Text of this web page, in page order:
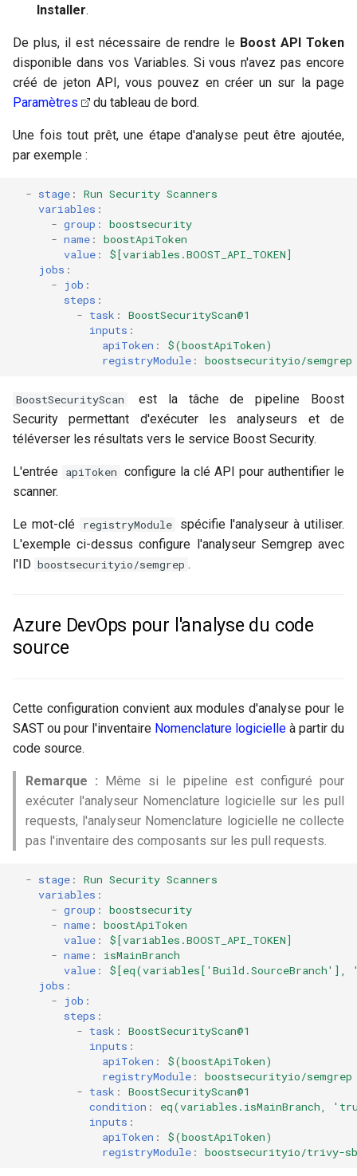
o
n
d
l
h
e
Intégration avec des tiers
Suppression de données
Couverture du Scanner
Inventaire de la chaîne
SBOM
Protection du Poste
Conformité
Gestion d'actifs
Installer.
De plus, il est nécessaire de rendre le Boost API Token
disponible dans vos Variables. Si vous n'avez pas encore
créé de jeton API, vous pouvez en créer un sur la page
Paramètres
du tableau de bord.
Une fois tout prêt, une étape d'analyse peut être ajoutée,
par exemple :
- stage :
Run Security Scanners
variables :
- group :
boostsecurity
- name :
boostApiToken
value :
$[variables.BOOST_API_TOKEN]
jobs :
-
job :
steps :
- task :
BoostSecurityScan@1
inputs :
apiToken :
$(boostApiToken)
registryModule : boostsecurityio/semgrep
BoostSecurityScan
est la tâche de pipeline Boost
Security permettant d'exécuter les analyseurs et de
téléverser les résultats vers le service Boost Security.
L'entrée apiToken configure la clé API pour authentifier le
scanner.
Le mot-clé registryModule
spécifie l'analyseur à utiliser.
L'exemple ci-dessus configure l'analyseur Semgrep avec
l'ID boostsecurityio/semgrep .
Azure DevOps pour l'analyse du code
source
Cette configuration convient aux modules d'analyse pour le
SAST ou pour l'inventaire Nomenclature logicielle à partir du
code source.
Remarque : Même si le pipeline est configuré pour
exécuter l'analyseur Nomenclature logicielle sur les pull
requests, l'analyseur Nomenclature logicielle ne collecte
pas l'inventaire des composants sur les pull requests.
- stage :
Run Security Scanners
variables :
- group :
boostsecurity
- name :
boostApiToken
value :
$[variables.BOOST_API_TOKEN]
- name :
isMainBranch
value :
$[eq(variables['Build.SourceBranch'],
jobs :
-
job :
steps :
- task :
BoostSecurityScan@1
inputs :
apiToken :
$(boostApiToken)
registryModule :
boostsecurityio/semgrep
- task :
BoostSecurityScan@1
condition :
eq(variables.isMainBranch,
inputs :
apiToken :
$(boostApiToken)
registryModule : boostsecurityio/trivy-